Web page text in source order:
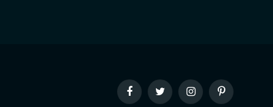
FacebookTwitter InstagramPinterest